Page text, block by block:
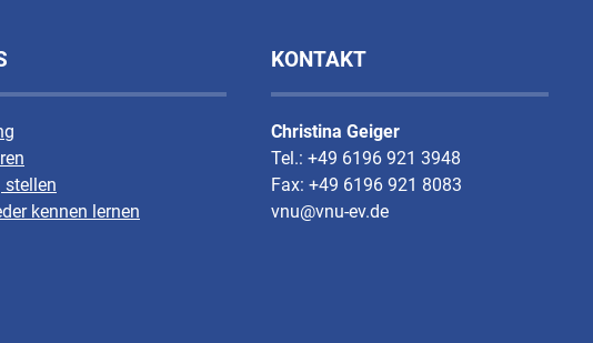
stellen
kennen lernen
KONTAKT
Christina Geiger
Tel.: +49 6196 921 3948
Fax: +49 6196 921 8083
vnu@vnu-ev.de